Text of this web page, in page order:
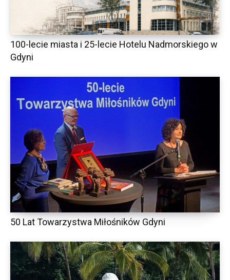
100-lecie miasta i 25-lecie Hotelu Nadmorskiego w
Gdyni
50 Lat Towarzystwa Miłośników Gdyni